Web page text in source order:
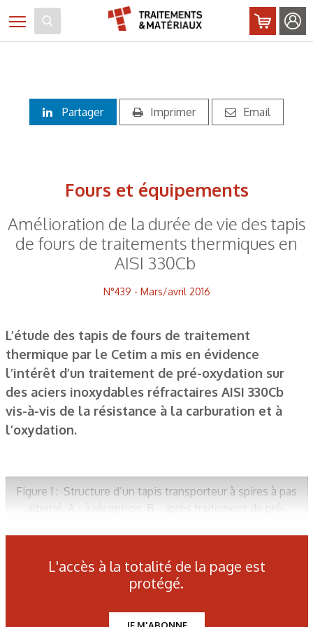
Toggle navigation
Partager Imprimer Email
Fours et équipements
Amélioration de la durée de vie des tapis
de fours de traitements thermiques en
AISI 330Cb
N°439 - Mars/avril 2016
L’étude des tapis de fours de traitement
thermique par le Cetim a mis en évidence
l’intérêt d’un traitement de pré-oxydation sur
des aciers inoxydables réfractaires AISI 330Cb
vis-à-vis de la résistance à la carburation et à
l’oxydation.
Figure 1 : Structure d’un tapis transporteur à spires à pas
alterné. A - à réception, B - après traitement de pré-
Tableau 1 : Composition chimique de l’alliage étudié (spire
et tringle).
L'accès à la totalité de la page est
protégé.
Panneau de gestion des cookies